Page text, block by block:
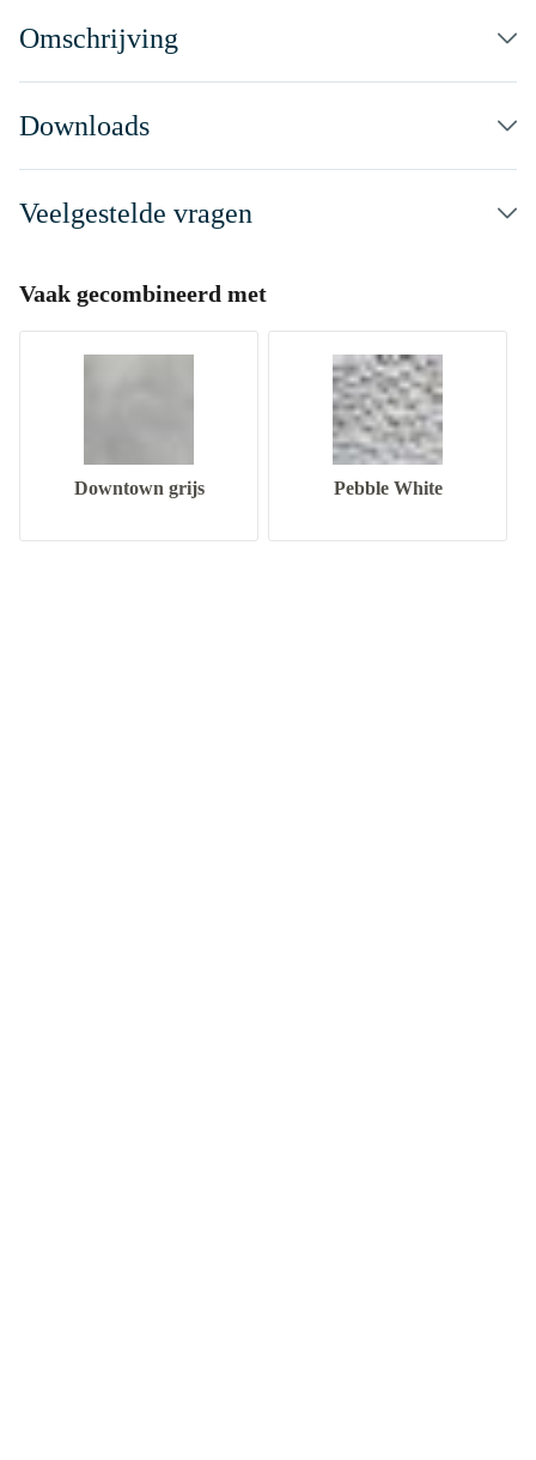
Omschrijving
Downloads
Veelgestelde vragen
Vaak gecombineerd met
Downtown grijs Pebble White